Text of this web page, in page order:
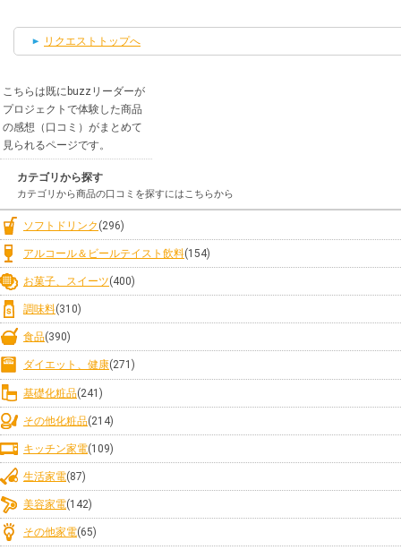
リクエストトップへ
こちらは既にbuzzリーダーが
プロジェクトで体験した商品
の感想（口コミ）がまとめて
見られるページです。
カテゴリから探す
カテゴリから商品の口コミを探すにはこちらから
ソフトドリンク (296)
アルコール＆ビールテイスト飲料(154)
お菓子、スイーツ(400)
調味料(310)
食品(390)
ダイエット、健康(271)
基礎化粧品(241)
その他化粧品(214)
キッチン家電(109)
生活家電(87)
美容家電(142)
その他家電(65)